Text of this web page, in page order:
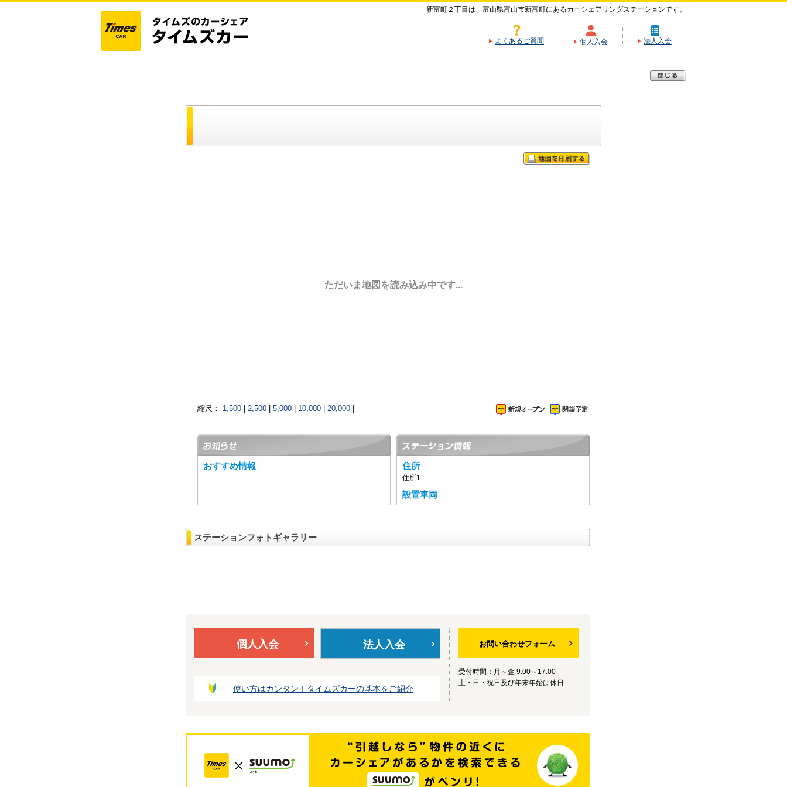
新富町２丁目は、富山県富山市新富町にあるカーシェアリングステーションです。
よくあるご質問 個人入会 法人入会
ただいま地図を読み込み中です...
縮尺： 1,500 2,500 5,000 10,000 20,000
おすすめ情報 住所
住所1
設置車両
ステーションフォトギャラリー
個人入会 法人入会
使い方はカンタン！タイムズカーの基本をご紹介
お問い合わせフォーム
受付時間：月～金 9:00～17:00
土・日・祝日及び年末年始は休日